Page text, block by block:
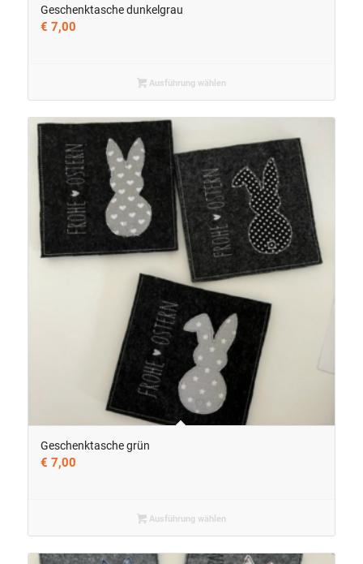
Geschenktasche dunkelgrau
€ 7,00
Ausführung wählen
Geschenktasche grün
€ 7,00
Ausführung wählen